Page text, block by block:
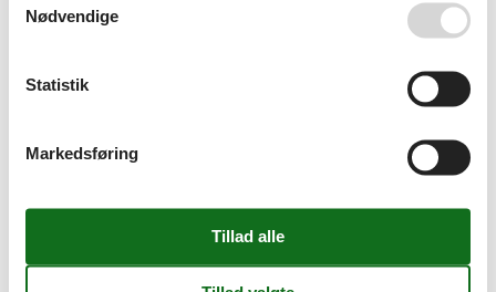
Ikke-rygere
Internet - WiFi
Køleskab
Ovn
Sæbe
Nødvendige
Statistik
Markedsføring